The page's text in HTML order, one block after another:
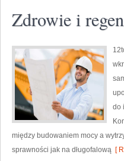
Zdrowie i
do
między budowaniem mocy a
sprawności jak na długofalową [